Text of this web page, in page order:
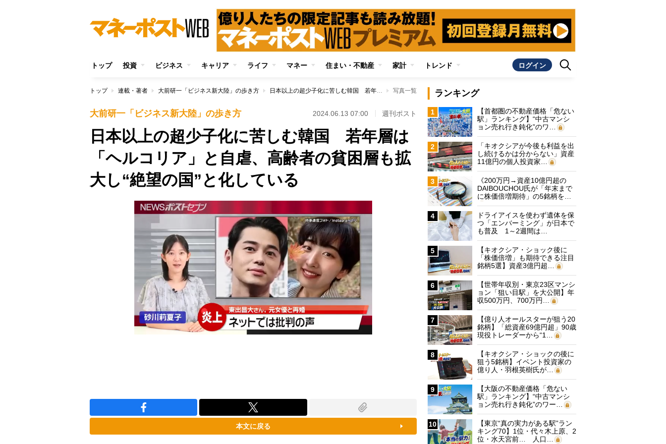
トップ 投資 ビジネス キャリア ライフ マネー 住まい・不動産 家計 トレンド ログイン
トップ 連載・著者 大前研一「ビジネス新大陸」の歩き方 日本以上の超少子化に苦しむ韓国 若年層は「ヘルコリア」と自虐、高齢者の貧困層も拡大し“絶望の国”と化している 写真一覧
大前研一「ビジネス新大陸」の歩き方 2024.06.13 07:00 週刊ポスト
日本以上の超少子化に苦しむ韓国 若年層は
「ヘルコリア」と自虐、高齢者の貧困層も拡
大し“絶望の国”と化している
本文に戻る
ランキング
1
【首都圏の不動産価格「危ない
駅」ランキング】“中古マンシ
ョン売れ行き鈍化”のワ…
2
「キオクシアが今後も利益を出
し続けるかは分からない」資産
11億円の個人投資家…
3
《200万円→資産10億円超の
DAIBOUCHOU氏が「年末まで
に株価倍増期待」の5銘柄を…
4
ドライアイスを使わず遺体を保
つ「エンバーミング」が日本で
も普及 1～2週間は…
5
【キオクシア・ショック後に
「株価倍増」も期待できる注目
銘柄5選】資産3億円超…
6
【世帯年収別・東京23区マンシ
ョン「狙い目駅」を大公開】年
収500万円、700万円…
7
【億り人オールスターが狙う20
銘柄】「総資産69億円超」90歳
現役トレーダーから“1…
8
【キオクシア・ショックの後に
狙う5銘柄】イベント投資家の
億り人・羽根英樹氏が…
9
【大阪の不動産価格「危ない
駅」ランキング】“中古マンシ
ョン売れ行き鈍化”のワー…
10
【東京“真の実力がある駅”ラン
キング70】1位・代々木上原、2
位・水天宮前… 人口…